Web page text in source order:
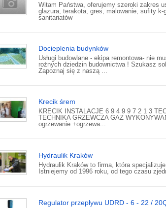
Witam Państwa, oferujemy szeroki zakres
glazura, terakota, gres, malowanie, sufity k-
sanitariatów
Docieplenia budynków
Usługi budowlane - ekipa remontowa- nie
rożnych dziedzin budownictwa ! Szukasz
Zapoznaj się z naszą ...
Krecik śrem
KRECIK INSTALACJE 6 9 4 9 9 7 2 1 3
TECHNIKA GRZEWCZA GAZ
ogrzewanie +ogrzewa...
Hydraulik Kraków
Hydraulik Kraków to firma, która
Istniejemy od 1996 roku, od tego czasu
Regulator przepływu UDRD - 6 - 22 /